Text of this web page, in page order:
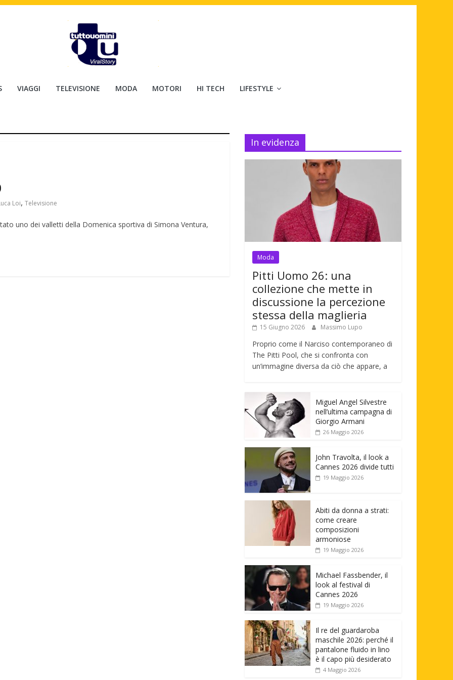
VIAGGI TELEVISIONE MODA MOTORI HI TECH LIFESTYLE
Loi, Televisione
uno dei valletti della Domenica sportiva di Simona Ventura,
In evidenza
Moda
Pitti Uomo 26: una
collezione che mette in
discussione la percezione
stessa della maglieria
15 Giugno 2026 Massimo Lupo
Proprio come il Narciso contemporaneo di
The Pitti Pool, che si confronta con
un’immagine diversa da ciò che appare, a
Miguel Angel Silvestre
nell’ultima campagna di
Giorgio Armani
26 Maggio 2026
John Travolta, il look a
Cannes 2026 divide tutti
19 Maggio 2026
Abiti da donna a strati:
come creare
composizioni
armoniose
19 Maggio 2026
Michael Fassbender, il
look al festival di
Cannes 2026
19 Maggio 2026
Il re del guardaroba
maschile 2026: perché il
pantalone fluido in lino
è il capo più desiderato
4 Maggio 2026